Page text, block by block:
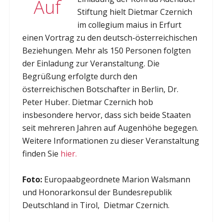
Auf
Stiftung hielt Dietmar Czernich
im collegium maius in Erfurt
einen Vortrag zu den deutsch-österreichischen
Beziehungen. Mehr als 150 Personen folgten
der Einladung zur Veranstaltung. Die
Begrüßung erfolgte durch den
österreichischen Botschafter in Berlin, Dr.
Peter Huber. Dietmar Czernich hob
insbesondere hervor, dass sich beide Staaten
seit mehreren Jahren auf Augenhöhe begegen.
Weitere Informationen zu dieser Veranstaltung
finden Sie hier.
Foto:Europaabgeordnete Marion Walsmann
und Honorarkonsul der Bundesrepublik
Deutschland in Tirol, Dietmar Czernich.